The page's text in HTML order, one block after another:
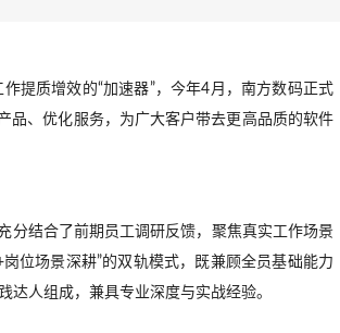
作提质增效的“加速器”，今年4月 ， 南方数码正式
品、优化服务，为广大客户带去更高品质的软件
分结合了前期员工调研反馈，聚焦真实工作场景
位场景深耕”的双轨模式，既兼顾全员基础能力
人组成，兼具专业深度与实战经验。